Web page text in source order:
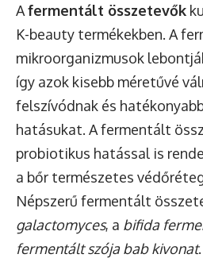
Afermentált összetevők
K-beauty termékekben. A
mikroorganizmusok
így azok kisebb méretűvé
felszívódnak és
hatásukat. A fermentált
probiotikus hatással is
a bőr természetes
Népszerű fermentált
galactomyces, a bifida
fermentált szója bab kivonat